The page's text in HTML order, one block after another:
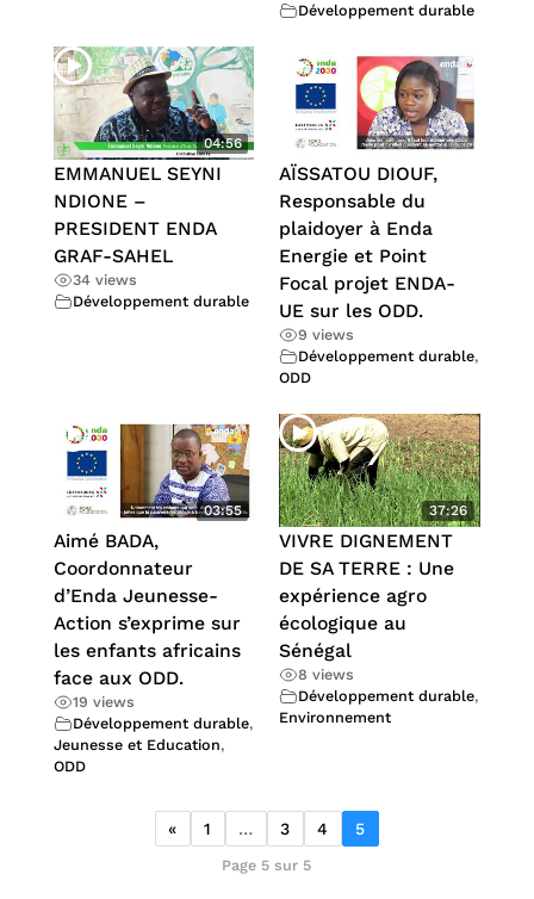
Développement durable
04:56
EMMANUEL SEYNI
NDIONE –
PRESIDENT ENDA
GRAF-SAHEL
34 views
Développement durable
AÏSSATOU DIOUF,
Responsable du
plaidoyer à Enda
Energie et Point
Focal projet ENDA-
UE sur les ODD.
9 views
Développement durable,
ODD
03:55
Aimé BADA,
Coordonnateur
d’Enda Jeunesse-
Action s’exprime sur
les enfants africains
face aux ODD.
19 views
Développement durable,
Jeunesse et Education,
ODD
37:26
VIVRE DIGNEMENT
DE SA TERRE : Une
expérience agro
écologique au
Sénégal
8 views
Développement durable,
Environnement
« 1 … 3 4 5
Page 5 sur 5